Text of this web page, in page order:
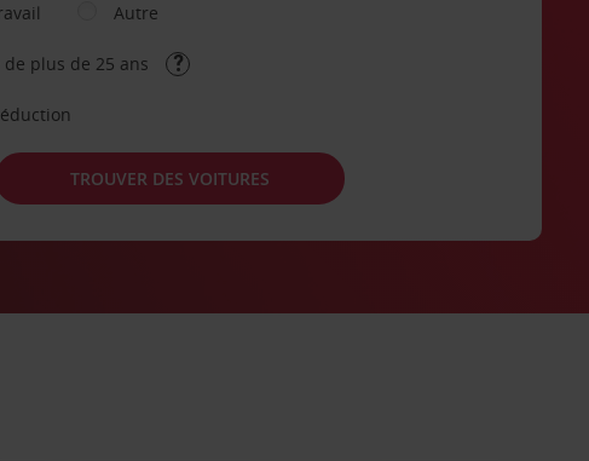
Autre
plus de 25 ans
TROUVER DES VOITURES